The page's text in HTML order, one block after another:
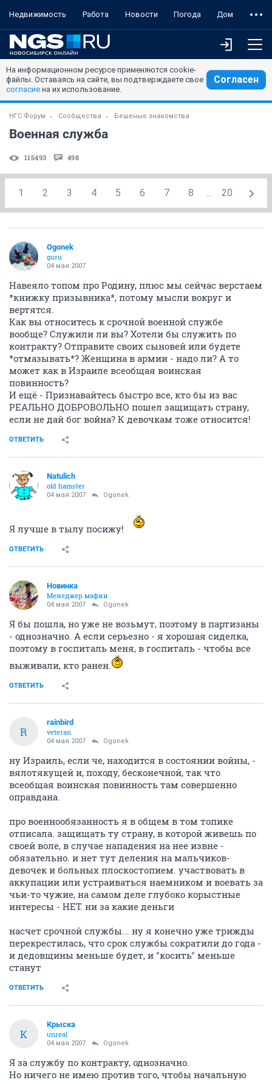
Недвижимость Работа Новости Погода Дом
На информационном ресурсе применяются cookie-
файлы. Оставаясь на сайте, вы подтверждаете свое
согласие на их использование.
Согласен
НГС.Форум Сообщества Бешеные знакомства
Военная служба
115493 498
1 2 3 4 5 6 7 8 ... 20
Ogonek
guru
04 мая 2007
Навеяло топом про Родину, плюс мы сейчас верстаем
*книжку призывника*, потому мысли вокруг и
вертятся.
Как вы относитесь к срочной военной службе
вообще? Служили ли вы? Хотели бы служить по
контракту? Отправите своих сыновей или будете
*отмазывать*? Женщина в армии - надо ли? А то
может как в Израиле всеобщая воинская
повинность?
И ещё - Признавайтесь быстро все, кто бы из вас
РЕАЛЬНО ДОБРОВОЛЬНО пошел защищать страну,
если не дай бог война? К девочкам тоже относится!
ОТВЕТИТЬ
Natulich
old hamster
04 мая 2007 Ogonek
Я лучше в тылу посижу!
ОТВЕТИТЬ
Новинка
Менеджер мафии
04 мая 2007 Ogonek
Я бы пошла, но уже не возьмут, поэтому в партизаны
- однозначно. А если серьезно - я хорошая сиделка,
поэтому в госпиталь меня, в госпиталь - чтобы все
выживали, кто ранен.
ОТВЕТИТЬ
R
rainbird
veteran
04 мая 2007 Ogonek
ну Израиль, если че, находится в состоянии войны, -
вялотякущей и, походу, бесконечной, так что
всеобщая воинская повинность там совершенно
оправдана.
про военнообязанность я в общем в том топике
отписала. защищать ту страну, в которой живешь по
своей воле, в случае нападения на нее извне -
обязательно. и нет тут деления на мальчиков-
девочек и больных плоскостопием. участвовать в
аккупации или устраиваться наемником и воевать за
чьи-то чужие, на самом деле глубоко корыстные
интересы - НЕТ. ни за какие деньги
насчет срочной службы... ну я конечно уже трижды
перекрестилась, что срок службы сократили до года -
и дедовщины меньше будет, и "косить" меньше
станут
ОТВЕТИТЬ
К
Крыска
unreal
04 мая 2007 Ogonek
Я за службу по контракту, однозначно.
Но ничего не имею против того, чтобы начальную